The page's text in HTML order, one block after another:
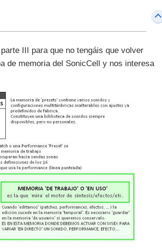
III para que no tengáis que volver
de memoria del SonicCell y nos interesa